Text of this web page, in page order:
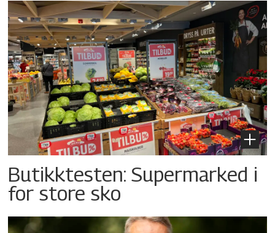
Butikktesten: Supermarked i
for store sko